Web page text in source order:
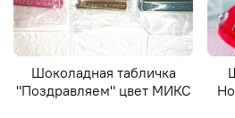
Шоколадная табличка
"Поздравляем" цвет МИКС